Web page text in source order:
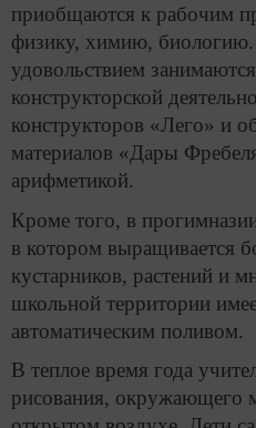
приобщаются к рабочим
физику, химию,
удовольствием
конструкторской
конструкторов «Лего» и
материалов «Дары
арифметикой.
Кроме того, в
в котором выращивается
кустарников, растений и
школьной территории
автоматическим поливом.
В теплое время года
рисования, окружающего